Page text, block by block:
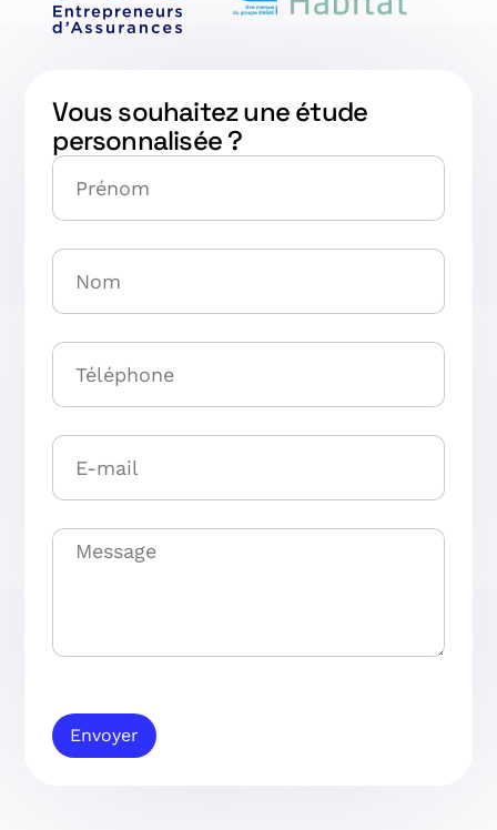
Vous souhaitez une étude
personnalisée ?
Envoyer